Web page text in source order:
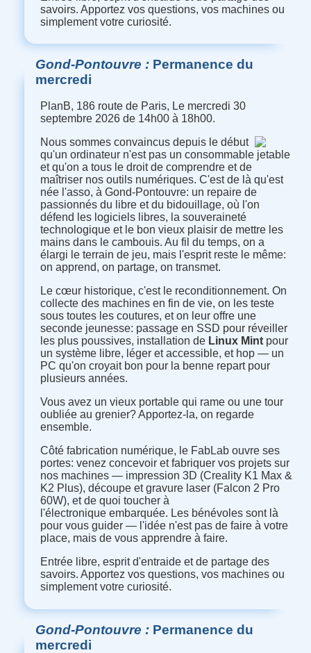
savoirs. Apportez vos questions, vos machines ou
simplement votre curiosité.
Gond-Pontouvre Permanence du
mercredi
PlanB, 186 route de Paris, Le mercredi 30
septembre 2026 de 14h00 à 18h00.
Nous sommes convaincus depuis le début
qu'un ordinateur n'est pas un consommable jetable
et qu'on a tous le droit de comprendre et de
maîtriser nos outils numériques. C'est de là qu'est
née l'asso, à Gond-Pontouvre: un repaire de
passionnés du libre et du bidouillage, où l'on
défend les logiciels libres, la souveraineté
technologique et le bon vieux plaisir de mettre les
mains dans le cambouis. Au fil du temps, on a
élargi le terrain de jeu, mais l'esprit reste le même:
on apprend, on partage, on transmet.
Le cœur historique, c'est le reconditionnement. On
collecte des machines en fin de vie, on les teste
sous toutes les coutures, et on leur offre une
seconde jeunesse: passage en SSD pour réveiller
les plus poussives, installation de Linux Mintpour
un système libre, léger et accessible, et hop — un
PC qu'on croyait bon pour la benne repart pour
plusieurs années.
Vous avez un vieux portable qui rame ou une tour
oubliée au grenier? Apportez-la, on regarde
ensemble.
Côté fabrication numérique, le FabLab ouvre ses
portes: venez concevoir et fabriquer vos projets sur
nos machines — impression 3D (Creality K1 Max &
K2 Plus), découpe et gravure laser (Falcon 2 Pro
60W), et de quoi toucher à
l'électronique embarquée. Les bénévoles sont là
pour vous guider — l'idée n'est pas de faire à votre
place, mais de vous apprendre à faire.
Entrée libre, esprit d'entraide et de partage des
savoirs. Apportez vos questions, vos machines ou
simplement votre curiosité.
Gond-Pontouvre Permanence du
mercredi